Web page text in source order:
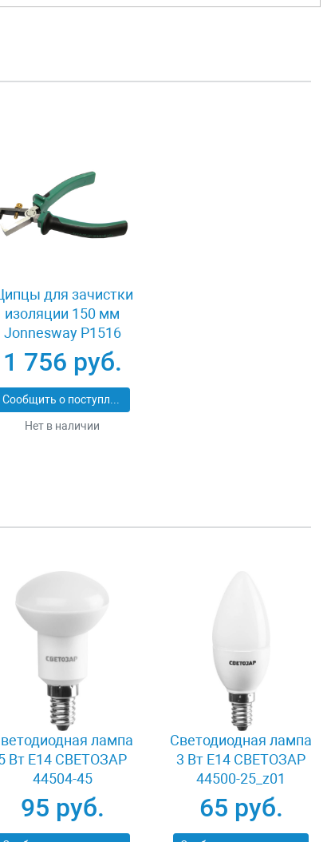
для зачистки
изоляции 150 мм
Jonnesway P1516
1 756 руб.
Сообщить о поступлении
Нет в наличии
лампа
Вт E14 СВЕТОЗАР
44504-45
95 руб.
Светодиодная лампа
3 Вт E14 СВЕТОЗАР
44500-25_z01
65 руб.